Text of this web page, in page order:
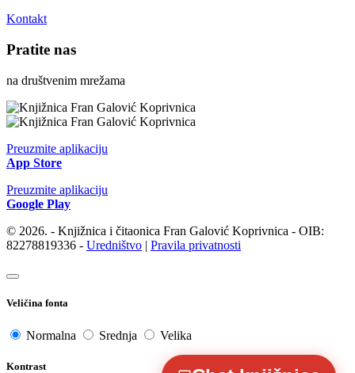
Kontakt
Pratite nas
na društvenim mrežama
Preuzmite aplikaciju
App Store
Preuzmite aplikaciju
Google Play
© 2026. - Knjižnica i čitaonica Fran Galović Koprivnica - OIB:
82278819336 - Uredništvo | Pravila privatnosti
Veličina fonta
Normalna Srednja Velika
Kontrast